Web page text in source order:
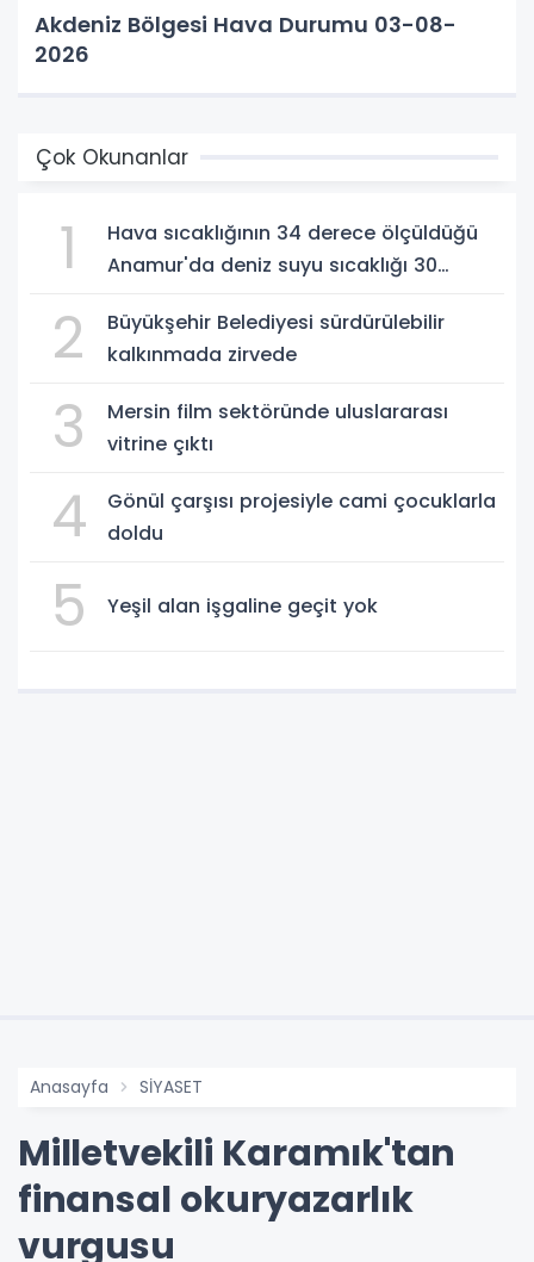
Akdeniz Bölgesi Hava Durumu 03-08-
2026
Çok Okunanlar
1
Hava sıcaklığının 34 derece ölçüldüğü
Anamur'da deniz suyu sıcaklığı 30
2
Büyükşehir Belediyesi sürdürülebilir
kalkınmada zirvede
3
Mersin film sektöründe uluslararası
vitrine çıktı
4
Gönül çarşısı projesiyle cami çocuklarla
doldu
5 Yeşil alan işgaline geçit yok
Anasayfa SİYASET
Milletvekili Karamık'tan
finansal okuryazarlık
vurgusu